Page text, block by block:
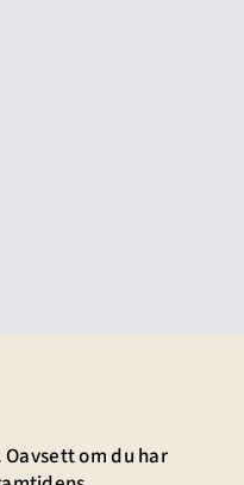
om du har